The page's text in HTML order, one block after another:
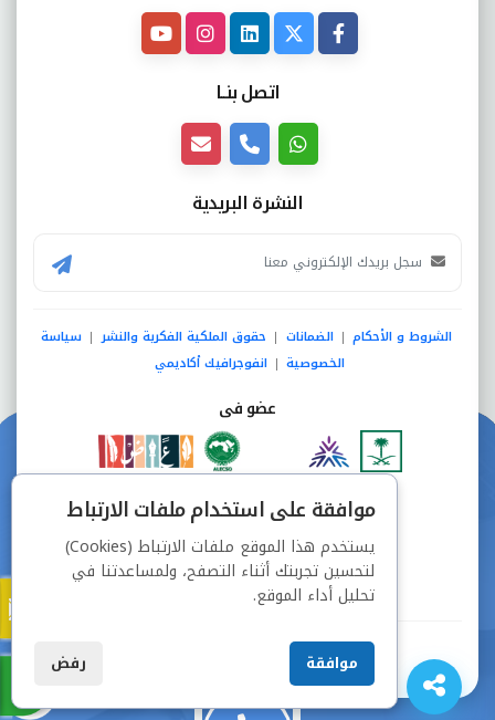
اتصل بنــا
النشرة البريدية
الشروط و الأحكام | الضمانات | حقوق الملكية الفكرية والنشر | سياسة
الخصوصية | انفوجرافيك أكاديمي
عضو فى
دفع آمن من خلال
جميع الحقوق محفوظة © شركة دراسة
موافقة على استخدام ملفات الارتباط
يستخدم هذا الموقع ملفات الارتباط (Cookies)
لتحسين تجربتك أثناء التصفح، ولمساعدتنا في
تحليل أداء الموقع.
موافقة رفض